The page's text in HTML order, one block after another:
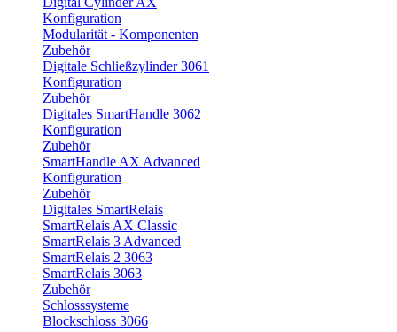
Konfiguration
Modularität - Komponenten
Zubehör
Digitale Schließzylinder 3061
Konfiguration
Zubehör
Digitales SmartHandle 3062
Konfiguration
Zubehör
SmartHandle AX Advanced
Konfiguration
Zubehör
Digitales SmartRelais
SmartRelais AX Classic
SmartRelais 3 Advanced
SmartRelais 2 3063
SmartRelais 3063
Zubehör
Schlosssysteme
Blockschloss 3066